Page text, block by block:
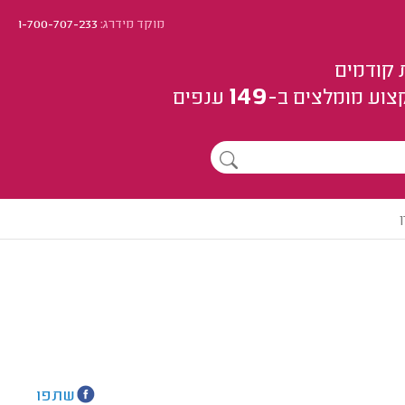
מוקד מידרג:1-700-707-233
קודמים
מומלצים ב-149 ענפים
שתפו